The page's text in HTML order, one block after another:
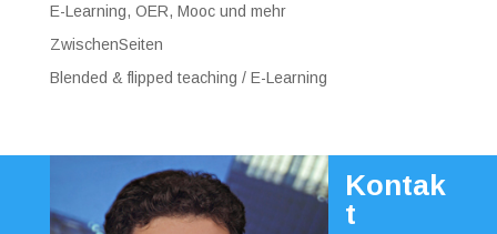
E-Learning, OER, Mooc und mehr
ZwischenSeiten
Blended & flipped teaching / E-Learning
Kontak
t